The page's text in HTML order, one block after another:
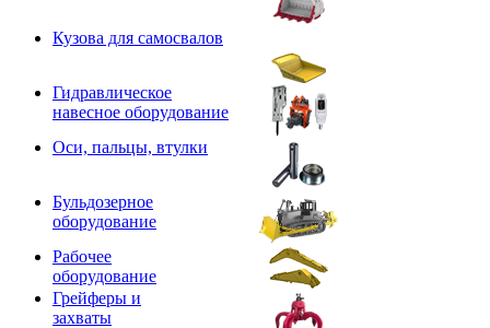
Кузова для самосвалов
Гидравлическое
навесное оборудование
Оси, пальцы, втулки
Бульдозерное
оборудование
Рабочее
оборудование
Грейферы и
захваты